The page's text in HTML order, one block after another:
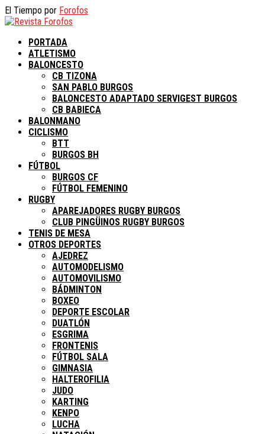
El Tiempo por Forofos
PORTADA
ATLETISMO
BALONCESTO
CB TIZONA
SAN PABLO BURGOS
BALONCESTO ADAPTADO SERVIGEST BURGOS
CB BABIECA
BALONMANO
CICLISMO
BTT
BURGOS BH
FÚTBOL
BURGOS CF
FÚTBOL FEMENINO
RUGBY
APAREJADORES RUGBY BURGOS
CLUB PINGÜINOS RUGBY BURGOS
TENIS DE MESA
OTROS DEPORTES
AJEDREZ
AUTOMODELISMO
AUTOMOVILISMO
BÁDMINTON
BOXEO
DEPORTE ESCOLAR
DUATLÓN
ESGRIMA
FRONTENIS
FÚTBOL SALA
GIMNASIA
HALTEROFILIA
JUDO
KARTING
KENPO
LUCHA